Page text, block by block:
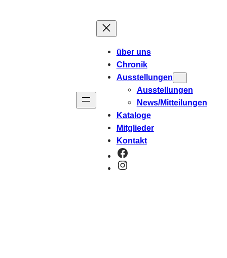
über uns
Chronik
Ausstellungen
Ausstellungen
News/Mitteilungen
Kataloge
Mitglieder
Kontakt
Facebook
Instagram